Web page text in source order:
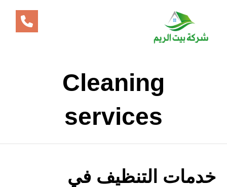
Cleaning
services
خدمات التنظيف في